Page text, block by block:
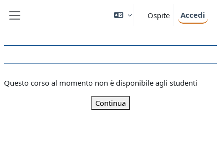
Ospite Accedi
Questo corso al momento non è disponibile agli studenti
Continua